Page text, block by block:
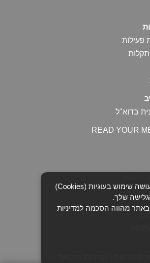
פעילות
בדוא"ל
לקוחות
🍪 האתר שלנו עושה שימוש בעוגיות (Cookies)
שלך.
מהווה הסכמה למדיניות